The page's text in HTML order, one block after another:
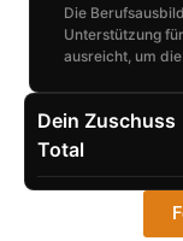
Die
Unterstützung
ausreicht, um
Dein Zuschuss
Total